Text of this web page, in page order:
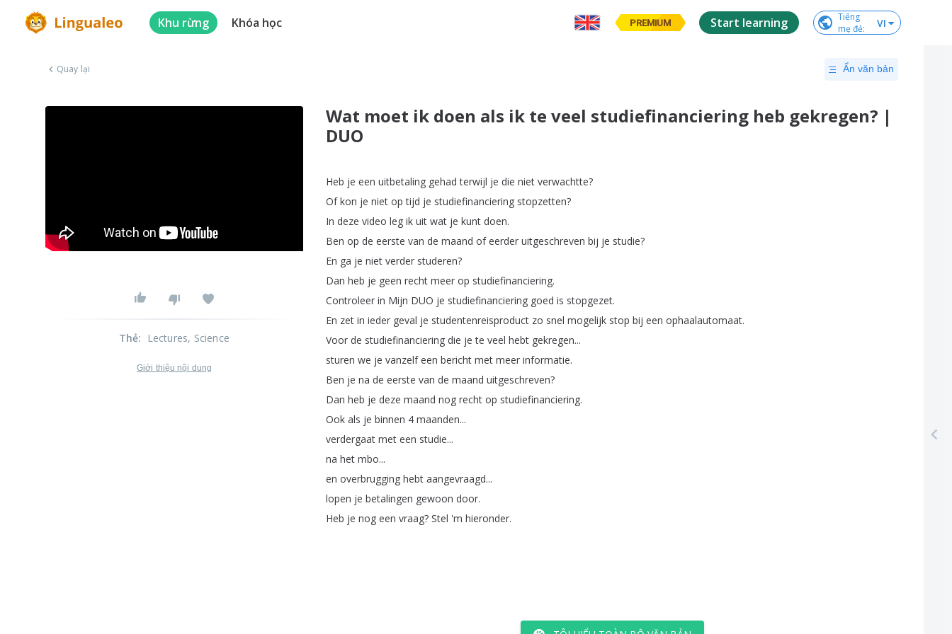
Khu rừng Khóa học PREMIUM Start learning
Tiếng
mẹ đẻ: VI
Quay lại Ẩn văn bản
Wat moet ik doen als ik te veel studiefinanciering heb gekregen? |
DUO
Heb je een uitbetaling gehad terwijl je die niet verwachtte?
Of kon je niet op tijd je studiefinanciering stopzetten?
In deze video leg ik uit wat je kunt doen.
Ben op de eerste van de maand of eerder uitgeschreven bij je studie?
En ga je niet verder studeren?
Dan heb je geen recht meer op studiefinanciering.
Controleer in Mijn DUO je studiefinanciering goed is stopgezet.
En zet in ieder geval je studentenreisproduct zo snel mogelijk stop bij een ophaalautomaat.
Voor de studiefinanciering die je te veel hebt gekregen...
sturen we je vanzelf een bericht met meer informatie.
Ben je na de eerste van de maand uitgeschreven?
Dan heb je deze maand nog recht op studiefinanciering.
Ook als je binnen 4 maanden...
verdergaat met een studie...
na het mbo...
en overbrugging hebt aangevraagd...
lopen je betalingen gewoon door.
Heb je nog een vraag? Stel 'm hieronder.
Thẻ: Lectures, Science
Giới thiệu nội dung